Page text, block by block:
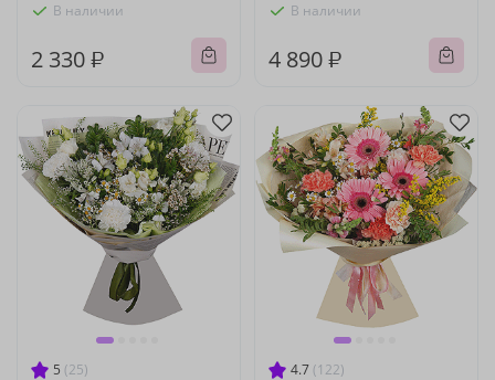
В наличии
2 330 ₽
В наличии
4 890 ₽
5 (25) 4.7 (122)